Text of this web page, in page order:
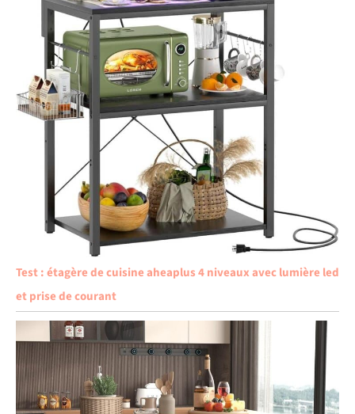
Test : étagère de cuisine aheaplus 4 niveaux avec lumière led
et prise de courant